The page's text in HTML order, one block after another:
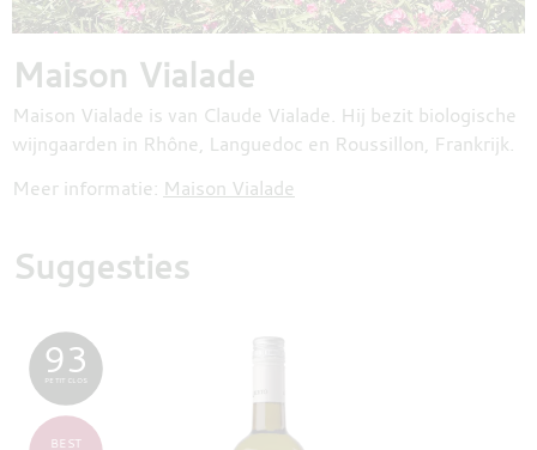
Maison Vialade
Maison Vialade is van Claude Vialade. Hij bezit biologische
wijngaarden in Rhône, Languedoc en Roussillon, Frankrijk.
Meer informatie: Maison Vialade
Suggesties
93
PETIT CLOS
BEST